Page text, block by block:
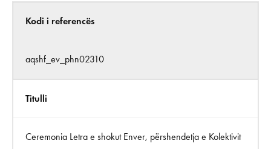
Kodi i referencës
aqshf_ev_phn02310
Titulli
Ceremonia Letra e shokut Enver, përshendetja e Kolektivit